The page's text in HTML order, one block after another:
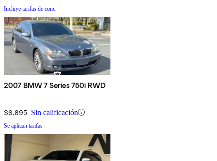
Incluye tarifas de conc.
2007 BMW 7 Series 750i RWD
$6,895 Sin calificación
Se aplican tarifas